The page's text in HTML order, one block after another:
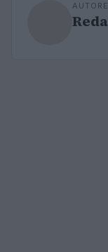
AUTORE